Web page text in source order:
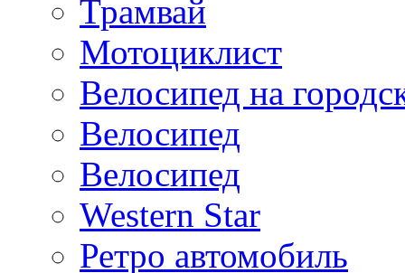
Трамвай
Мотоциклист
Велосипед на
Велосипед
Велосипед
Western Star
Ретро автомобиль